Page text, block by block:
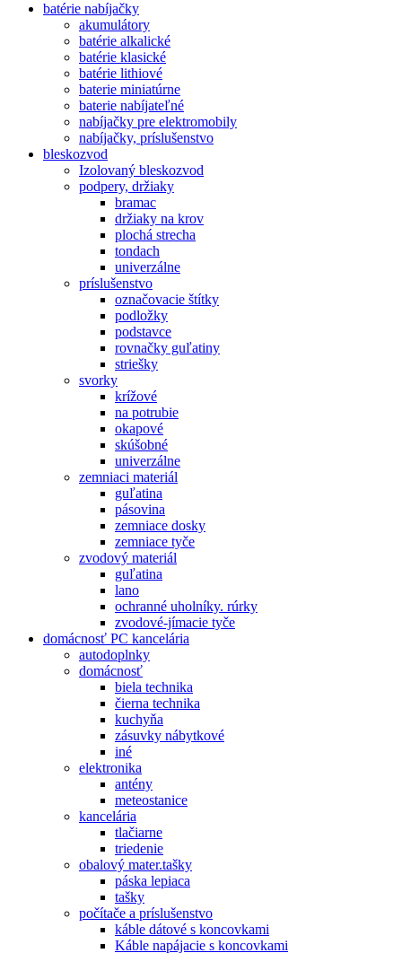
batérie nabíjačky
akumulátory
batérie alkalické
batérie klasické
batérie lithiové
baterie miniatúrne
baterie nabíjateľné
nabíjačky pre elektromobily
nabíjačky, príslušenstvo
bleskozvod
Izolovaný bleskozvod
podpery, držiaky
bramac
držiaky na krov
plochá strecha
tondach
univerzálne
príslušenstvo
označovacie štítky
podložky
podstavce
rovnačky guľatiny
striešky
svorky
krížové
na potrubie
okapové
skúšobné
univerzálne
zemniaci materiál
guľatina
pásovina
zemniace dosky
zemniace tyče
zvodový materiál
guľatina
lano
ochranné uholníky. rúrky
zvodové-jímacie tyče
domácnosť PC kancelária
autodoplnky
domácnosť
biela technika
čierna technika
kuchyňa
zásuvky nábytkové
iné
elektronika
antény
meteostanice
kancelária
tlačiarne
triedenie
obalový mater.tašky
páska lepiaca
tašky
počítače a príslušenstvo
káble dátové s koncovkami
Káble napájacie s koncovkami